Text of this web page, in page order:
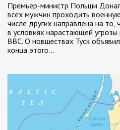
Премьер-министр Польши
всех мужчин проходить
числе других направлена на
в условиях нарастающей угрозы
ВВС. О новшествах Туск
конца этого…